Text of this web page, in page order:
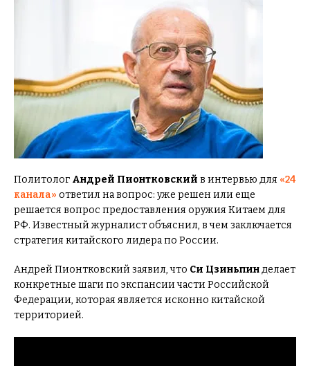
Политолог Андрей Пионтковский в интервью для «24
канала» ответил на вопрос: уже решен или еще
решается вопрос предоставления оружия Китаем для
РФ. Известный журналист объяснил, в чем заключается
стратегия китайского лидера по России.
Андрей Пионтковский заявил, что Си Цзиньпинделает
конкретные шаги по экспансии части Российской
Федерации, которая является исконно китайской
территорией.